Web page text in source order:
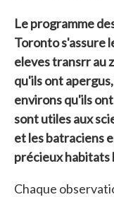
Le programme
Toronto s'assure
eleves transrr au
qu'ils ont
environs qu'ils
sont utiles aux
et les batraciens
précieux habitats
Chaque